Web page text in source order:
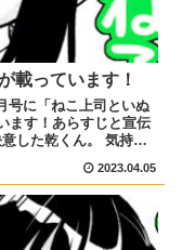
載っています！
号に「ねこ上司といぬ
ます！あらすじと宣伝
した乾くん。 気持ち
2023.04.05